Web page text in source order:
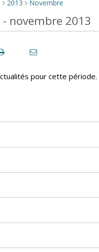
> 2013 > Novembre
novembre 2013
pour cette période.